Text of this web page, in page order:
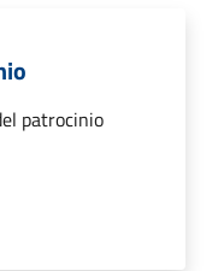
patrocinio